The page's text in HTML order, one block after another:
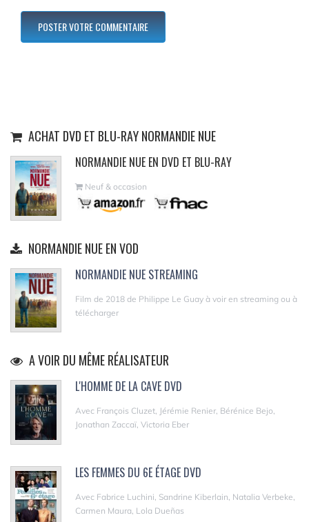
ACHAT DVD ET BLU-RAY NORMANDIE NUE
NORMANDIE NUE EN DVD ET BLU-RAY
Neuf & occasion
NORMANDIE NUE EN VOD
NORMANDIE NUE STREAMING
Film de 2018 de Philippe Le Guay à voir en streaming ou à
télécharger
A VOIR DU MÊME RÉALISATEUR
L'HOMME DE LA CAVE DVD
Avec François Cluzet, Jérémie Renier, Bérénice Bejo,
Jonathan Zaccaï, Victoria Eber
LES FEMMES DU 6E ÉTAGE DVD
Avec Fabrice Luchini, Sandrine Kiberlain, Natalia Verbeke,
Carmen Maura, Lola Dueñas